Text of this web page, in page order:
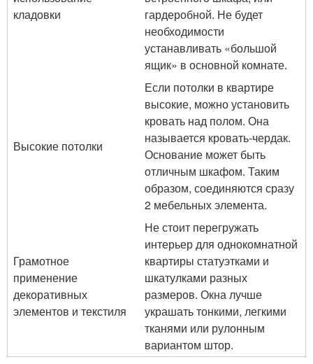
кладовки
гардеробной. Не будет
необходимости
устанавливать «большой
ящик» в основной комнате.
Высокие потолки
Если потолки в квартире
высокие, можно установить
кровать над полом. Она
называется кровать-чердак.
Основание может быть
отличным шкафом. Таким
образом, соединяются сразу
2 мебельных элемента.
Грамотное
применение
декоративных
элементов и текстиля
Не стоит перегружать
интерьер для однокомнатной
квартиры статуэтками и
шкатулками разных
размеров. Окна лучше
украшать тонкими, легкими
тканями или рулонным
вариантом штор.